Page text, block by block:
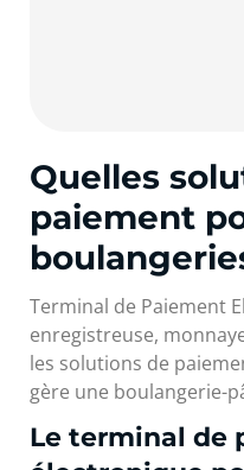
Quelles
paiement
Terminal de Paiement
enregistreuse,
les solutions de
gère une boulangerie-
Le terminal de